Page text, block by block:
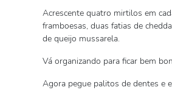
Acrescente quatro mirtilos em
framboesas, duas fatias de
de queijo mussarela.
Vá organizando para ficar bem
Agora pegue palitos de dentes e